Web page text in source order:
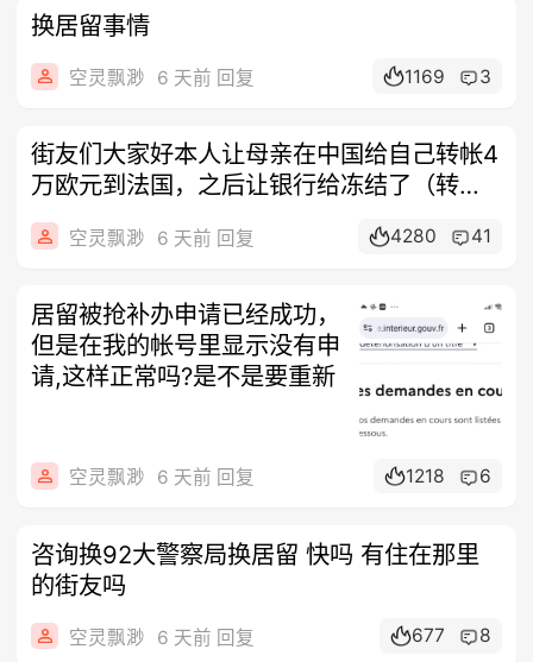
换居留事情
空灵飘渺 6 天前 回复 1169 3
街友们大家好本人让母亲在中国给自己转帐4
万欧元到法国，之后让银行给冻结了（转帐
前
空灵飘渺 6 天前 回复 4280 41
居留被抢补办申请已经成功，
但是在我的帐号里显示没有申
请,这样正常吗?是不是要重新
空灵飘渺 6 天前 回复 1218 6
咨询换92大警察局换居留 快吗 有住在那里
的街友吗
空灵飘渺 6 天前 回复 677 8